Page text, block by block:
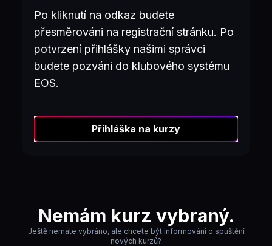
Po kliknutí na odkaz budete
přesměrováni na registrační stránku. Po
potvrzení přihlášky našimi správci
budete pozváni do klubového systému
EOS.
Přihláška na kurzy
Nemám kurz vybraný.
Ještě nemáte vybráno, ale chcete být informováni o spuštění
nových kurzů?